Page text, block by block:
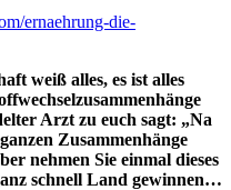
ernaehrung-die-
weiß alles, es ist alles
Arzt zu euch sagt: „Na
Zusammenhänge
nehmen Sie einmal dieses
schnell Land gewinnen…